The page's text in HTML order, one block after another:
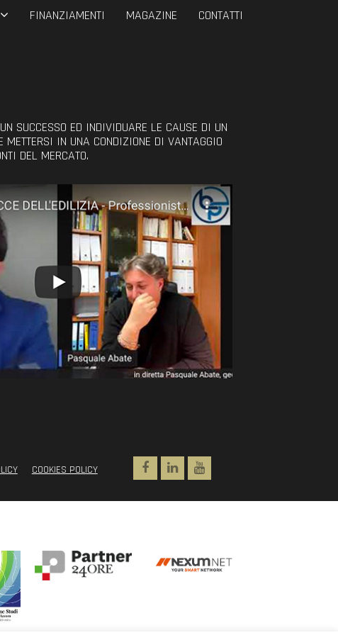
FINANZIAMENTI MAGAZINE CONTATTI
SUCCESSO ED INDIVIDUARE LE CAUSE DI UN
METTERSI IN UNA CONDIZIONE DI VANTAGGIO
DEL MERCATO.
COOKIES POLICY Facebook
LinkedinYoutube